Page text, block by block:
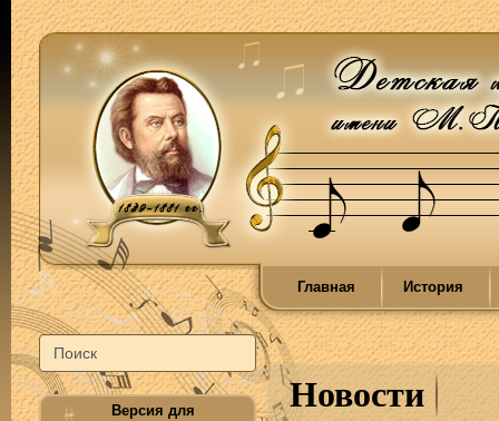
Главная История
Версия для
Новости